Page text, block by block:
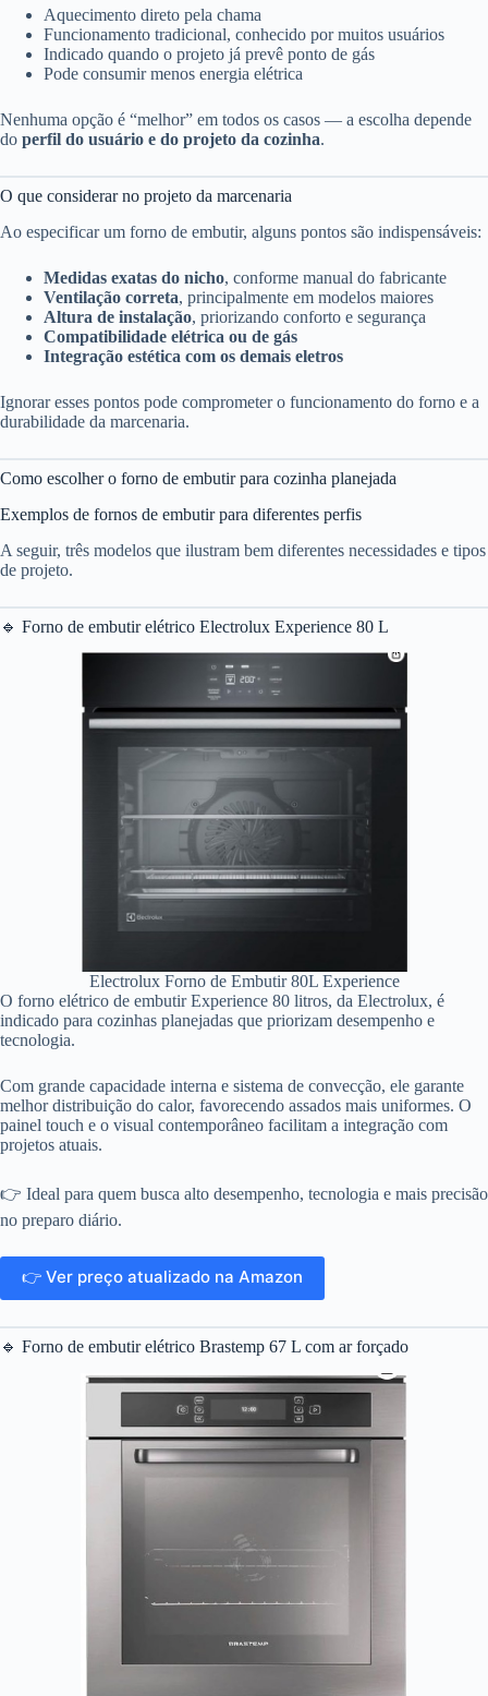
Aquecimento direto pela chama
Funcionamento tradicional, conhecido por muitos usuários
Indicado quando o projeto já prevê ponto de gás
Pode consumir menos energia elétrica
Nenhuma opção é “melhor” em todos os casos — a escolha depende
do perfil do usuário e do projeto da cozinha.
O que considerar no projeto da marcenaria
Ao especificar um forno de embutir, alguns pontos são indispensáveis:
Medidas exatas do nicho, conforme manual do fabricante
Ventilação correta, principalmente em modelos maiores
Altura de instalação, priorizando conforto e segurança
Compatibilidade elétrica ou de gás
Integração estética com os demais eletros
Ignorar esses pontos pode comprometer o funcionamento do forno e a
durabilidade da marcenaria.
Como escolher o forno de embutir para cozinha planejada
Exemplos de fornos de embutir para diferentes perfis
A seguir, três modelos que ilustram bem diferentes necessidades e tipos
de projeto.
🔹 Forno de embutir elétrico Electrolux Experience 80 L
Electrolux Forno de Embutir 80L Experience
O forno elétrico de embutir Experience 80 litros, da Electrolux, é
indicado para cozinhas planejadas que priorizam desempenho e
tecnologia.
Com grande capacidade interna e sistema de convecção, ele garante
melhor distribuição do calor, favorecendo assados mais uniformes. O
painel touch e o visual contemporâneo facilitam a integração com
projetos atuais.
👉 Ideal para quem busca alto desempenho, tecnologia e mais precisão
no preparo diário.
👉 Ver preço atualizado na Amazon
🔹 Forno de embutir elétrico Brastemp 67 L com ar forçado